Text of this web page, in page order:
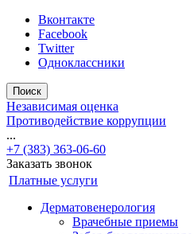
Вконтакте
Facebook
Twitter
Одноклассники
Поиск
Независимая оценка
Противодействие коррупции
...
+7 (383) 363-06-60
Заказать звонок
Платные услуги
Дерматовенерология
Врачебные приемы